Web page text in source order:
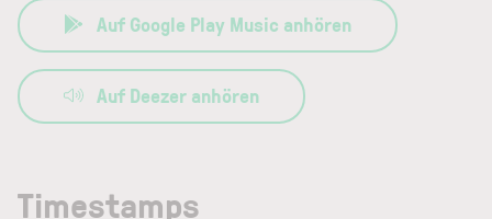
Auf Google Play Music anhören
Auf Deezer anhören
Timestamps